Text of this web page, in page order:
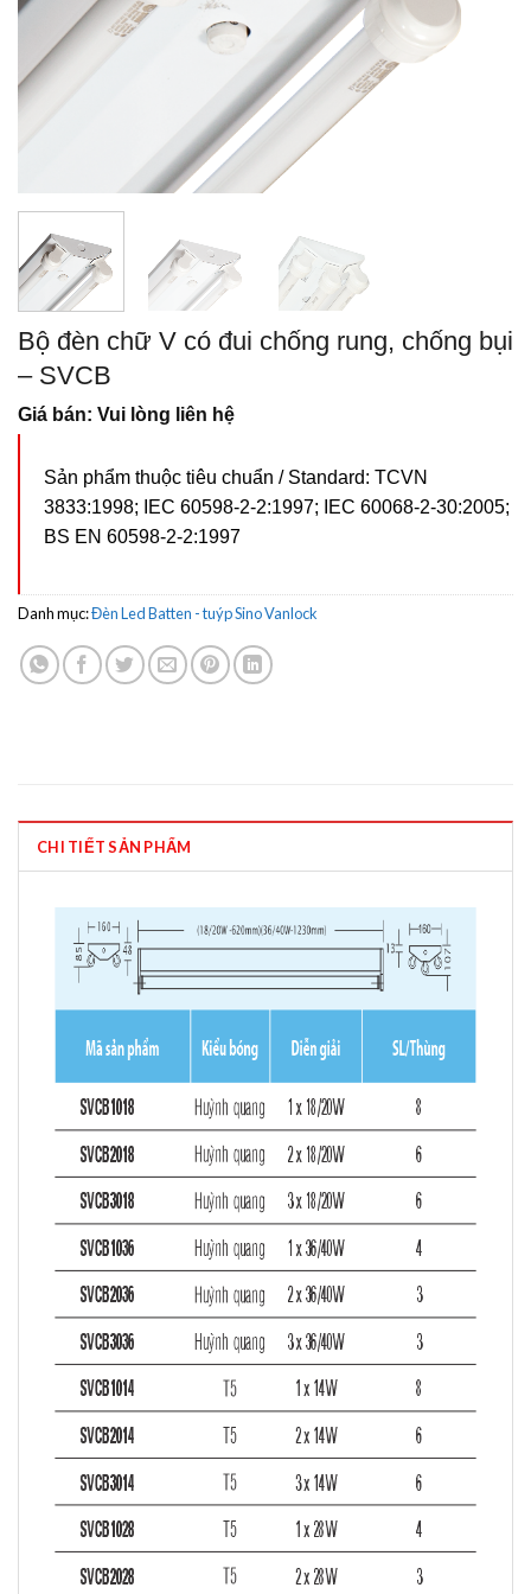
Bộ đèn chữ V có đui chống rung, chống bụi
– SVCB
Giá bán: Vui lòng liên hệ
Sản phẩm thuộc tiêu chuẩn / Standard: TCVN
3833:1998; IEC 60598-2-2:1997; IEC 60068-2-30:2005;
BS EN 60598-2-2:1997
Danh mục:Đèn Led Batten - tuýp Sino Vanlock
CHI TIẾT SẢN PHẨM